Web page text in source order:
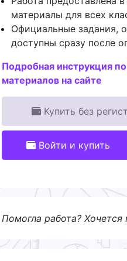
материалы для всех
Официальные задания,
доступны сразу после
Подробная инструкция
материалов на сайте
Купить без
Войти и купить
Помогла работа?